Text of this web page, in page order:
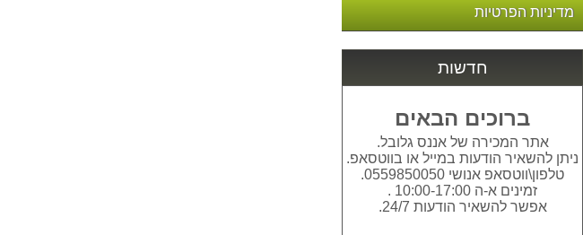
מדיניות הפרטיות
חדשות
ברוכים הבאים
אתר המכירה של אננס גלובל.
ניתן להשאיר הודעות במייל או בווטסאפ.
טלפון\ווטסאפ אנושי 0559850050.
זמינים א-ה 10:00-17:00 .
אפשר להשאיר הודעות 24/7.